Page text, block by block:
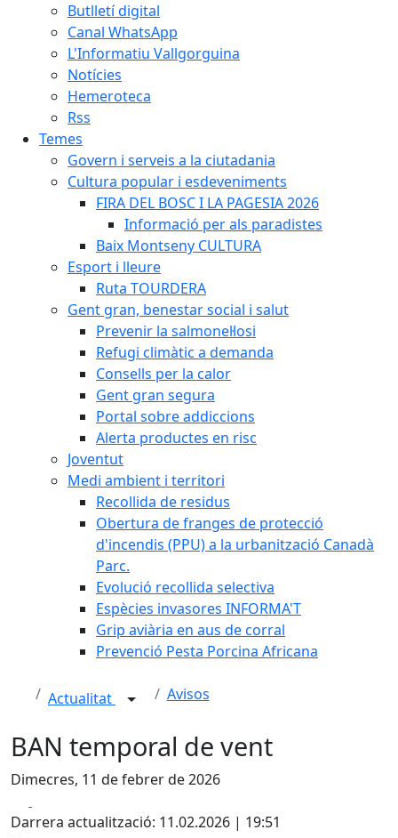
Butlletí digital
Canal WhatsApp
L'Informatiu Vallgorguina
Notícies
Hemeroteca
Rss
Temes
Govern i serveis a la ciutadania
Cultura popular i esdeveniments
FIRA DEL BOSC I LA PAGESIA 2026
Informació per als paradistes
Baix Montseny CULTURA
Esport i lleure
Ruta TOURDERA
Gent gran, benestar social i salut
Prevenir la salmonel·losi
Refugi climàtic a demanda
Consells per la calor
Gent gran segura
Portal sobre addiccions
Alerta productes en risc
Joventut
Medi ambient i territori
Recollida de residus
Obertura de franges de protecció
d'incendis (PPU) a la urbanització Canadà
Parc.
Evolució recollida selectiva
Espècies invasores INFORMA'T
Grip aviària en aus de corral
Prevenció Pesta Porcina Africana
Actualitat Avisos
BAN temporal de vent
Dimecres, 11 de febrer de 2026
Darrera actualització: 11.02.2026 | 19:51